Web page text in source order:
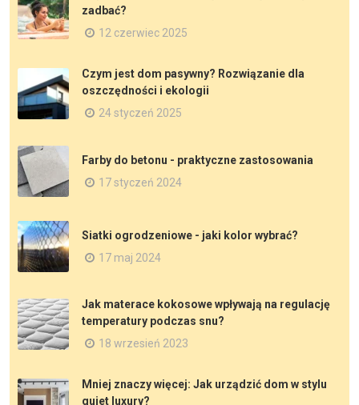
zadbać?
12 czerwiec 2025
Czym jest dom pasywny? Rozwiązanie dla
oszczędności i ekologii
24 styczeń 2025
Farby do betonu - praktyczne zastosowania
17 styczeń 2024
Siatki ogrodzeniowe - jaki kolor wybrać?
17 maj 2024
Jak materace kokosowe wpływają na regulację
temperatury podczas snu?
18 wrzesień 2023
Mniej znaczy więcej: Jak urządzić dom w stylu
quiet luxury?